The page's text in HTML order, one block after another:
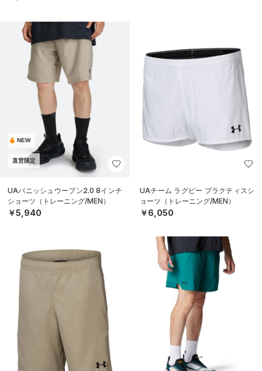
NEW
直営限定
UAバニッシュウーブン2.0 8インチ
ショーツ（トレーニング/MEN）
￥5,940
UAチーム ラグビー プラクティスシ
ョーツ（トレーニング/MEN）
￥6,050